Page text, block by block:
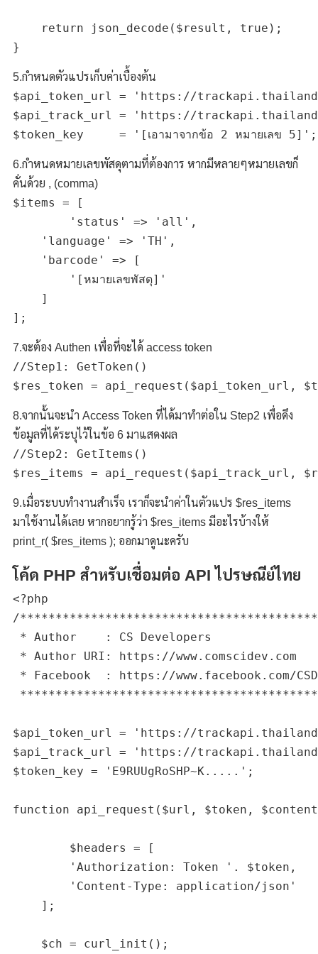
    return json_decode($result, true);
5.กำหนดตัวแปรเก็บค่าเบื้องต้น
$api_token_url = 'https://
$api_track_url = 'https://
6.กำหนดหมายเลขพัสดุตามที่ต้องการ หากมีหลายๆหมายเลขก็
คั่นด้วย , (comma)
$items = [
    'language' => 'TH',
    'barcode' => [
        '[หมายเลขพัสดุ]'
    ]
7.จะต้อง Authen เพื่อที่จะได้ access token
//Step1: GetToken()
8.จากนั้นจะนำ Access Token ที่ได้มาทำต่อใน Step2 เพื่อดึง
ข้อมูลที่ได้ระบุไว้ในข้อ 6 มาแสดงผล
//Step2: GetItems()
9.เมื่อระบบทำงานสำเร็จ เราก็จะนำค่าในตัวแปร $res_items
มาใช้งานได้เลย หากอยากรู้ว่า $res_items มีอะไรบ้างให้
print_r( $res_items ); ออกมาดูนะครับ
โค้ด PHP สำหรับเชื่อมต่อ API ไปรษณีย์ไทย
<?php
/
* Author    : CS Developers
* Author URI: https://www.comscidev.com
* Facebook  : https://www.facebook.com/
$api_token_url = 'https://
$api_track_url = 'https://
$token_key = 'E9RUUgRoSHP~K.....';
function api_request($url, $token,
        'Authorization: Token '. $token,
        'Content-Type: application/json'
    ];
    $ch = curl_init();